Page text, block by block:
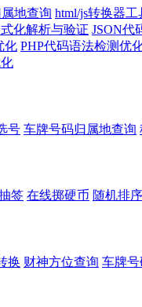
地查询 html/js转换器工
化解析与验证 JSON代
化 PHP代码语法检测优
号 车牌号码归属地查询
签 在线掷硬币 随机排
换 财神方位查询 车牌